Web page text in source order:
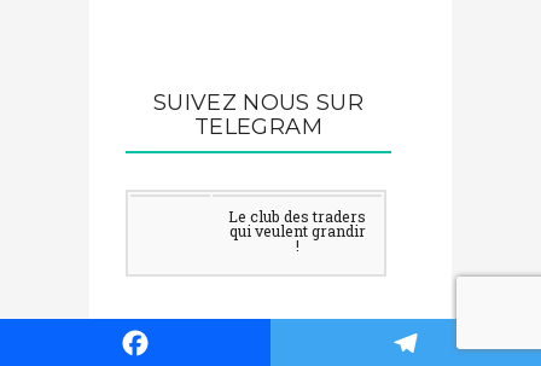
SUIVEZ NOUS SUR
TELEGRAM
Le club des traders
qui veulent grandir
!
ARTICLES RÉCENTS